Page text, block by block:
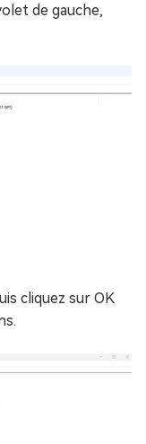
de gauche,
cliquez sur OK